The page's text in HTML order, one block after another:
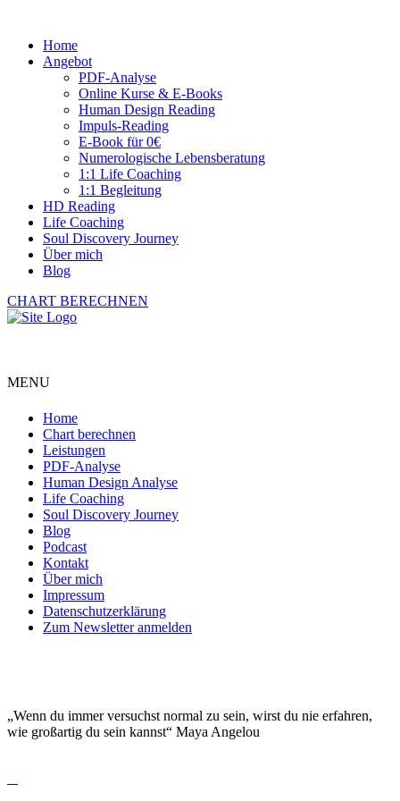
Home
Angebot
PDF-Analyse
Online Kurse & E-Books
Human Design Reading
Impuls-Reading
E-Book für 0€
Numerologische Lebensberatung
1:1 Life Coaching
1:1 Begleitung
HD Reading
Life Coaching
Soul Discovery Journey
Über mich
Blog
CHART BERECHNEN
MENU
Home
Chart berechnen
Leistungen
PDF-Analyse
Human Design Analyse
Life Coaching
Soul Discovery Journey
Blog
Podcast
Kontakt
Über mich
Impressum
Datenschutzerklärung
Zum Newsletter anmelden
„Wenn du immer versuchst normal zu sein, wirst du nie erfahren,
wie großartig du sein kannst“ Maya Angelou